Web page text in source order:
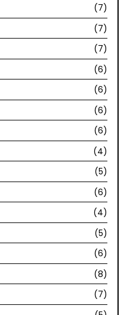
(7)
(7)
(7)
(6)
(6)
(6)
(6)
(4)
(5)
(6)
(4)
(5)
(6)
(8)
(7)